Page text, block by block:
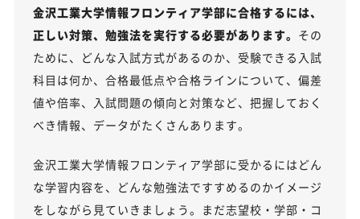
金沢工業大学情報フロンティア学部に合格するには、
正しい対策、勉強法を実行する必要があります。 その
ために、どんな入試方式があるのか、受験できる入試
科目は何か、合格最低点や合格ラインについて、偏差
値や倍率、入試問題の傾向と対策など、把握しておく
べき情報、データがたくさんあります。
金沢工業大学情報フロンティア学部に受かるにはどん
な学習内容を、どんな勉強法ですすめるのかイメージ
をしながら見ていきましょう。まだ志望校・学部・コ